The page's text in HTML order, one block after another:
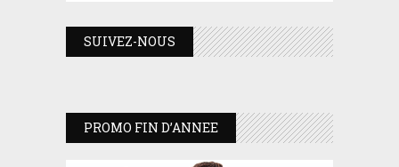
SUIVEZ-NOUS
PROMO FIN D’ANNEE